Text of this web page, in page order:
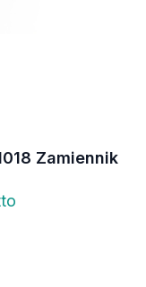
Zamiennik